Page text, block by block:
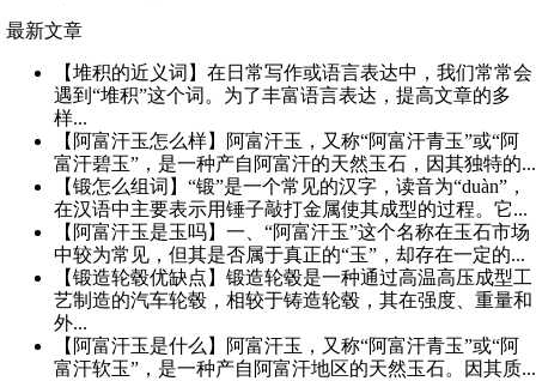
最新文章
【堆积的近义词】在日常写作或语言表达中，我们常常会
遇到“堆积”这个词。为了丰富语言表达，提高文章的多
样...
【阿富汗玉怎么样】阿富汗玉，又称“阿富汗青玉”或“阿
富汗碧玉”，是一种产自阿富汗的天然玉石，因其独特的...
【锻怎么组词】“锻”是一个常见的汉字，读音为“duàn”，
在汉语中主要表示用锤子敲打金属使其成型的过程。它...
【阿富汗玉是玉吗】一、“阿富汗玉”这个名称在玉石市场
中较为常见，但其是否属于真正的“玉”，却存在一定的...
【锻造轮毂优缺点】锻造轮毂是一种通过高温高压成型工
艺制造的汽车轮毂，相较于铸造轮毂，其在强度、重量和
外...
【阿富汗玉是什么】阿富汗玉，又称“阿富汗青玉”或“阿
富汗软玉”，是一种产自阿富汗地区的天然玉石。因其质...